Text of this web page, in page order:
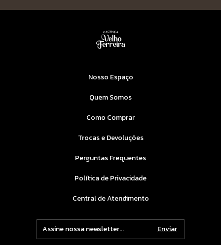
Nosso Espaço
Quem Somos
Como Comprar
Trocas e Devoluções
Perguntas Frequentes
Política de Privacidade
Central de Atendimento